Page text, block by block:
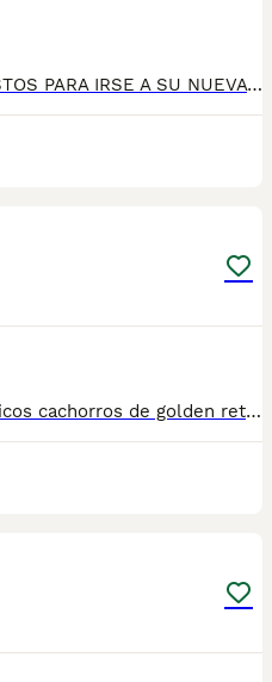
¡PRECIOOOOO REALLLLL! LISTOS PARA IRSE A SU NUEVA CASITA!!!! auténticos cachorros de golden retriever de la mejor linea actual en España Toda la vida dedicada a la cria de esta raza tan especial Se pueden venir a recoger ya están listos para entregar Nada de reservas ni adelantos de dinero ven a nuestras instalaciones y elige a tu compañero de vida
PRECIOOOO REALLLL auténticos cachorros de golden retriever Más de 20 años de experiencia específica en esta raza Se puede visitar sin compromiso